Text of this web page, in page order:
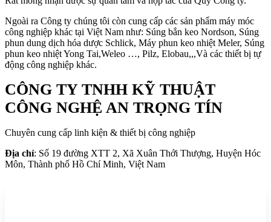
Ngoài ra Công ty chúng tôi còn cung cấp các sản phẩm máy móc
công nghiệp khác tại Việt Nam như: Súng bắn keo Nordson, Súng
phun dung dịch hóa dược Schlick, Máy phun keo nhiệt Meler, Súng
phun keo nhiệt Yong Tai,Weleo …, Pilz, Elobau,,,Và các thiết bị tự
động công nghiệp khác.
CÔNG TY TNHH KỸ THUẬT
CÔNG NGHỆ AN TRỌNG TÍN
Chuyên cung cấp linh kiện & thiết bị công nghiệp
Địa chỉ: Số 19 đường XTT 2, Xã Xuân Thới Thượng, Huyện Hóc
Môn, Thành phố Hồ Chí Minh, Việt Nam